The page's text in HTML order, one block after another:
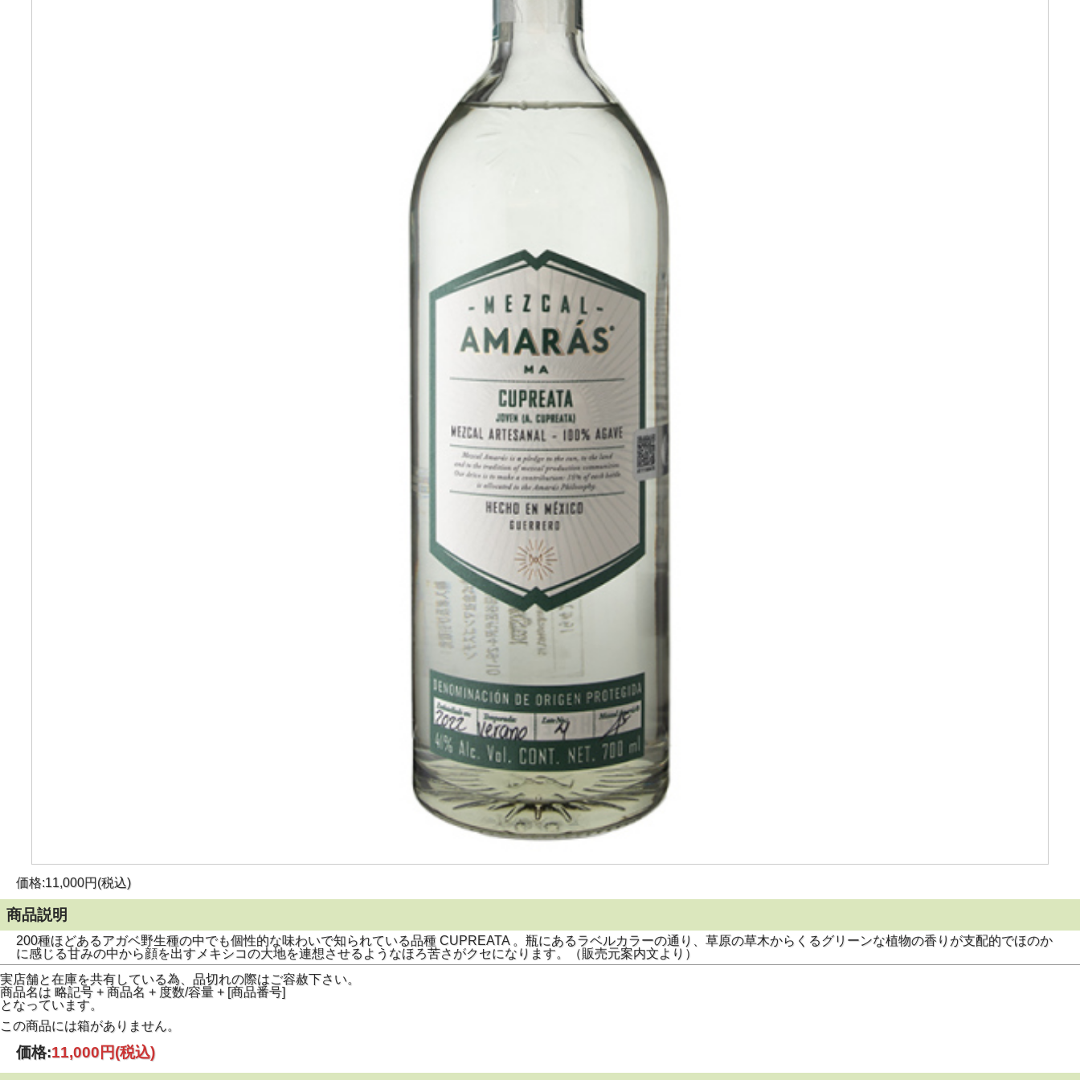
価格:11,000円(税込)
商品説明
200種ほどあるアガベ野生種の中でも個性的な味わいで知られている品種 CUPREATA 。瓶にあるラベルカラーの通り、草原の草木からくるグリーンな植物の香りが支配的でほのか
に感じる甘みの中から顔を出すメキシコの大地を連想させるようなほろ苦さがクセになります。（販売元案内文より）
実店舗と在庫を共有している為、品切れの際はご容赦下さい。
商品名は 略記号 + 商品名 + 度数/容量 + [商品番号]
となっています。
この商品には箱がありません。
価格:11,000円(税込)